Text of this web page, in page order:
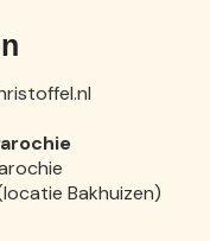
Bakhuizen)